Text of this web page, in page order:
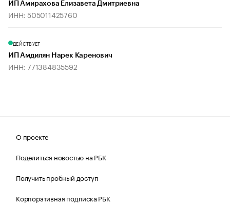
ИП Амирахова Елизавета Дмитриевна
ИНН: 505011425760
ДЕЙСТВУЕТ
ИП Амдилян Нарек Каренович
ИНН: 771384835592
О проекте
Поделиться новостью на РБК
Получить пробный доступ
Корпоративная подписка РБК